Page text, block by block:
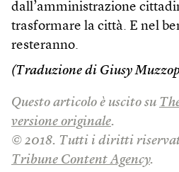
dall’amministrazione
trasformare la città. E nel
resteranno.
(Traduzione di Giusy
Questo articolo è uscito su
versione originale.
© 2018. Tutti i diritti
Tribune Content Agency.